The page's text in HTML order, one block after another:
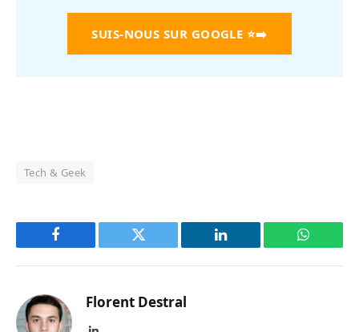
SUIS-NOUS SUR GOOGLE ⭐➡️
Tech & Geek
Facebook Twitter LinkedIn
Florent Destral
LinkedIn